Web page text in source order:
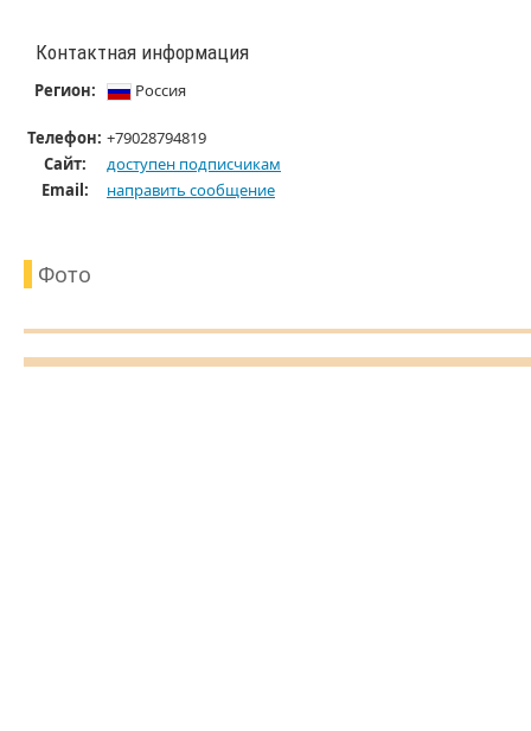
Контактная информация
Регион: Россия
Телефон: +79028794819
Cайт:
доступен подписчикам
Email:
направить сообщение
Фото